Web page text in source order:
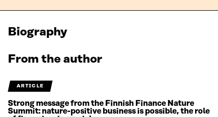
Biography
From the author
ARTICLE
Strong message from the Finnish Finance Nature
Summit: nature-positive business is possible, the role